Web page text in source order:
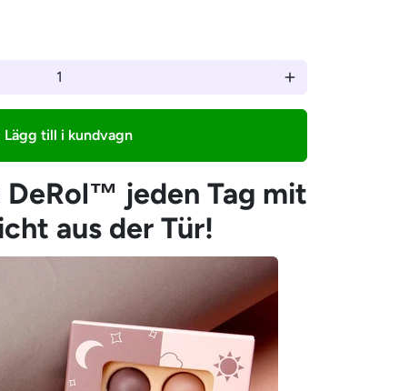
add
Lägg till i kundvagn
DeRol™ jeden Tag mit
aus der Tür!